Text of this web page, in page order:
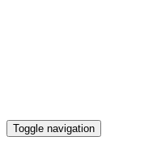
Toggle navigation